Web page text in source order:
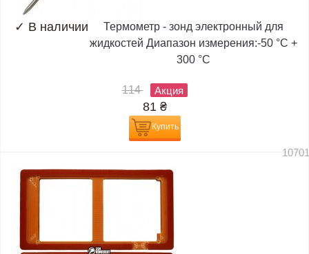
✓ В наличии
Термометр - зонд электронный для
жидкостей Диапазон измерения:-50 °C +
300 °C
114 Акция
81 ₴
Купить